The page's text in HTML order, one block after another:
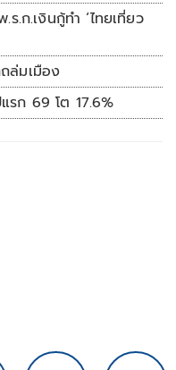
ร.ก.เงินกู้ทำ ‘ไทยเที่ยว
ล่มเมือง
รก 69 โต 17.6%